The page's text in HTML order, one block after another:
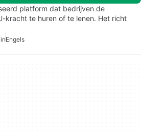
platform dat bedrijven de
kracht te huren of te lenen. Het richt
Engels